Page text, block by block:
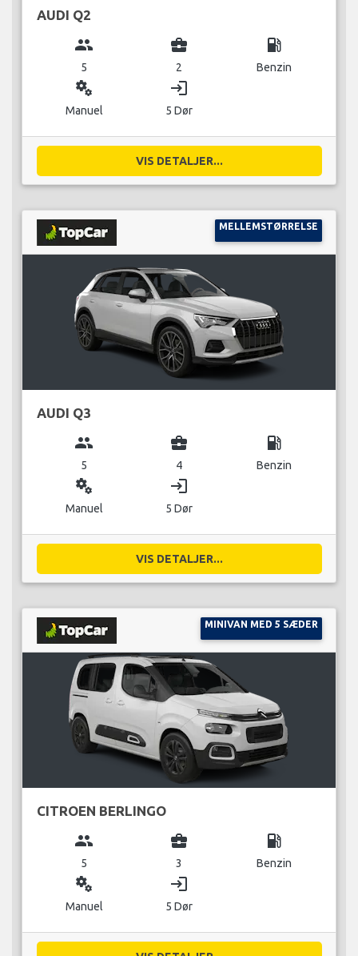
AUDI Q2
group
5
business_center
2
local_gas_station
Benzin
miscellaneous_services
Manuel
login
5 Dør
VIS DETALJER...
MELLEMSTØRRELSE
AUDI Q3
group
5
business_center
4
local_gas_station
Benzin
miscellaneous_services
Manuel
login
5 Dør
VIS DETALJER...
MINIVAN MED 5 SÆDER
CITROEN BERLINGO
group
5
business_center
3
local_gas_station
Benzin
miscellaneous_services
Manuel
login
5 Dør